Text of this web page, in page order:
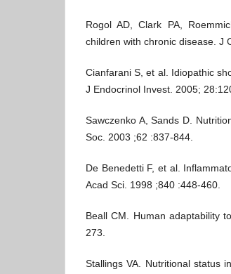
Rogol AD, Clark PA,
children with chronic disease. J
Cianfarani S, et al. Idiopathic
J Endocrinol Invest. 2005;
Sawczenko A, Sands D.
Soc. 2003 ;62 :837-844.
De Benedetti F, et al.
Acad Sci. 1998 ;840 :448-460.
Beall CM. Human adaptability
273.
Stallings VA. Nutritional status